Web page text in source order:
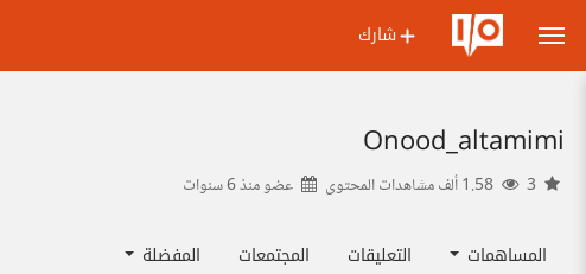
شارك
Onood_altamimi
عضو منذ6 سنوات
المساهمات التعليقات المجتمعات المفضلة